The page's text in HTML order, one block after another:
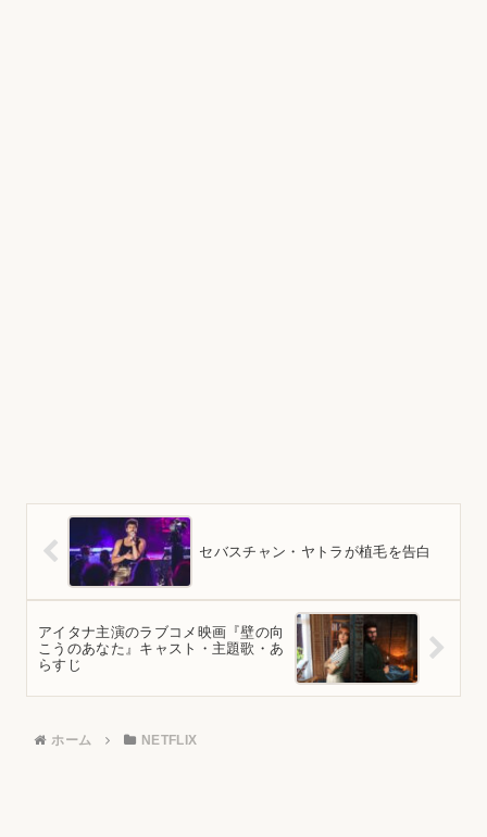
セバスチャン・ヤトラが植毛を告白
アイタナ主演のラブコメ映画『壁の向
こうのあなた』キャスト・主題歌・あ
らすじ
ホーム NETFLIX